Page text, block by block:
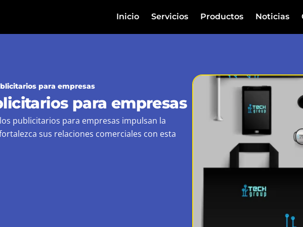
Inicio Servicios Productos Noticias
para empresas
para empresas
publicitarios para empresas impulsan la
sus relaciones comerciales con esta